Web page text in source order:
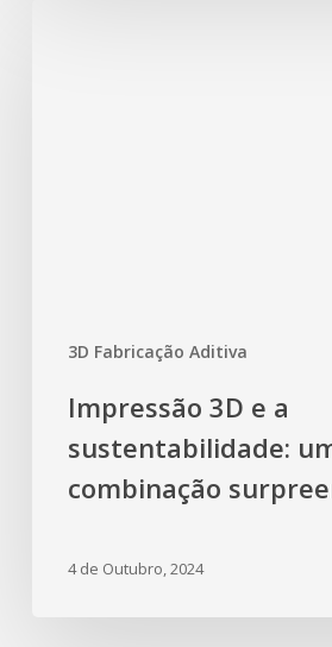
3D Fabricação Aditiva
Impressão 3D e a
sustentabilidade:
combinação
4 de Outubro, 2024